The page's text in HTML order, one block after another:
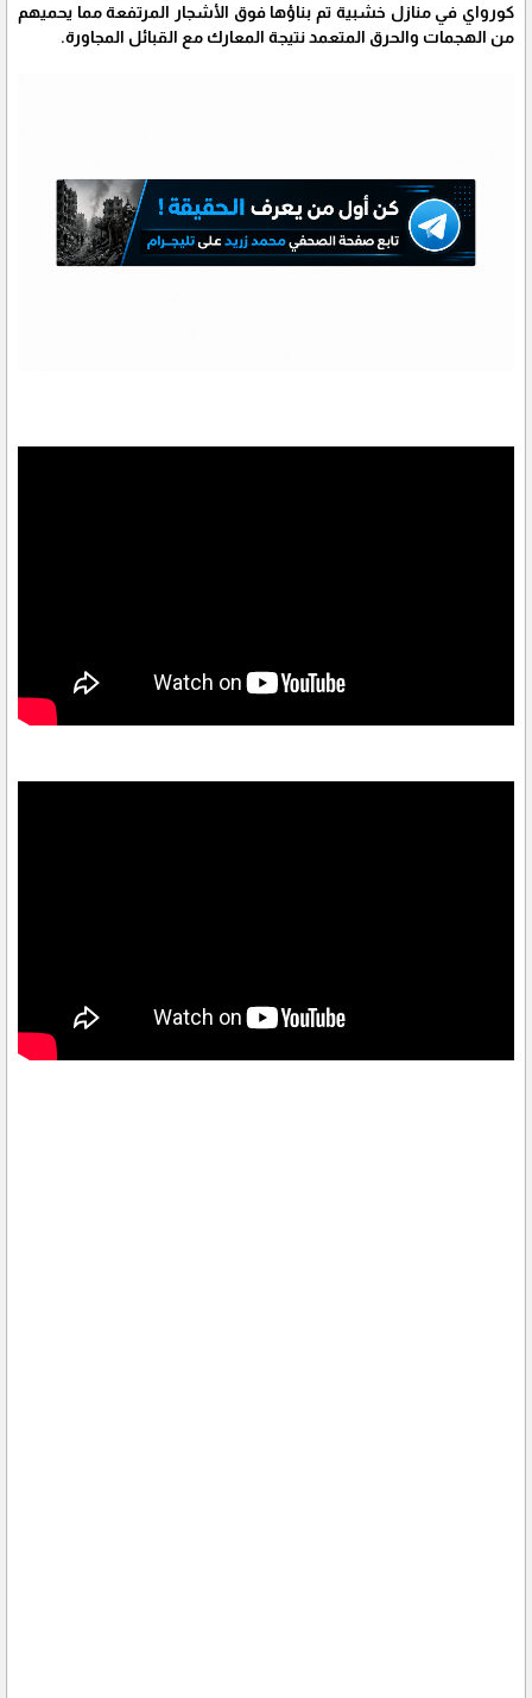
كورواي في منازل خشبية تم بناؤها فوق الأشجار المرتفعة مما يحميهم
من الهجمات والحرق المتعمد نتيجة المعارك مع القبائل المجاورة.